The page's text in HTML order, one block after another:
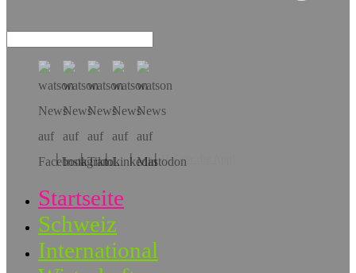
Hol dir die App!
Startseite
Schweiz
International